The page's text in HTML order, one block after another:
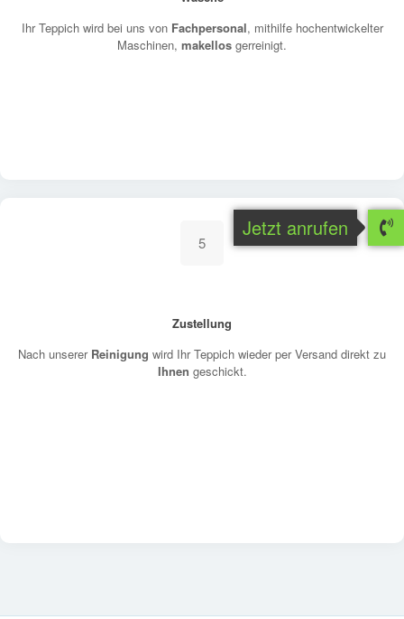
Ihr Teppich wird bei uns von Fachpersonal, mithilfe hochentwickelter
Maschinen, makellos gerreinigt.
5
Zustellung
Nach unserer Reinigung wird Ihr Teppich wieder per Versand direkt zu
Ihnen geschickt.
Jetzt anrufen